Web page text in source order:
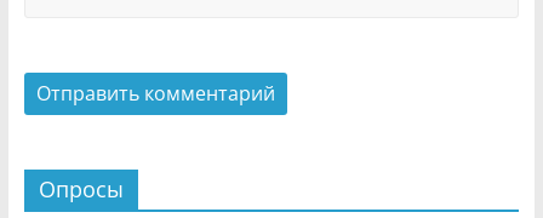
Опросы